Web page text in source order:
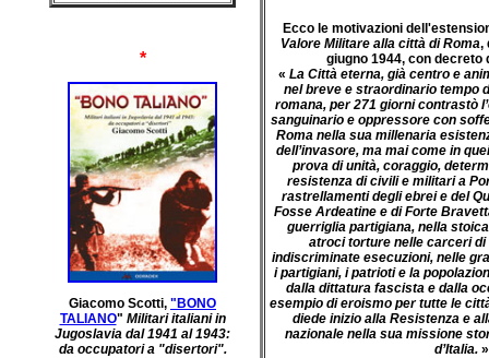
*
Giacomo Scotti, "BONO
TALIANO" Militari italiani in
Jugoslavia dal 1941 al 1943:
da occupatori a "disertori".
Ecco le motivazioni
Valore Militare alla città di Roma,
giugno 1944, con decreto
« La Città eterna, già centro e
nel breve e straordinario tempo
romana, per 271 giorni contrastò
sanguinario e oppressore con
Roma nella sua millenaria
dell’invasore, ma mai come in
prova di unità, coraggio,
resistenza di civili e militari a
rastrellamenti degli ebrei e del
Fosse Ardeatine e di Forte
guerriglia partigiana, nella
atroci torture nelle carceri di
indiscriminate esecuzioni, nelle
i partigiani, i patrioti e la
dalla dittatura fascista e dalla
esempio di eroismo per tutte le
diede inizio alla Resistenza e
nazionale nella sua missione
d’Italia.»